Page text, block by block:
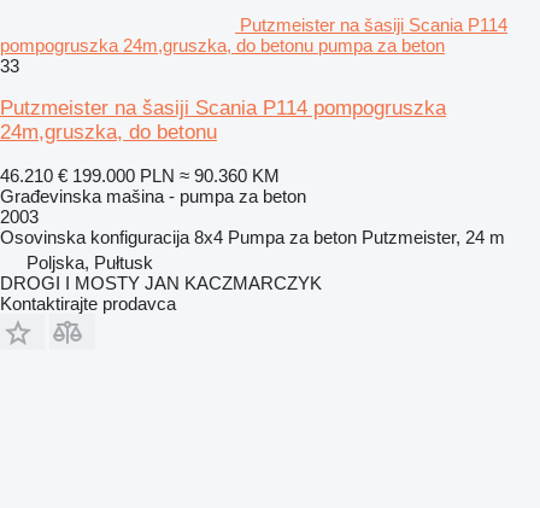
Putzmeister na šasiji Scania P114
pompogruszka 24m,gruszka, do betonu pumpa za beton
33
Putzmeister na šasiji Scania P114 pompogruszka
24m,gruszka, do betonu
46.210 € 199.000 PLN ≈ 90.360 KM
Građevinska mašina - pumpa za beton
2003
Osovinska konfiguracija 8x4 Pumpa za beton Putzmeister, 24 m
Poljska, Pułtusk
DROGI I MOSTY JAN KACZMARCZYK
Kontaktirajte prodavca